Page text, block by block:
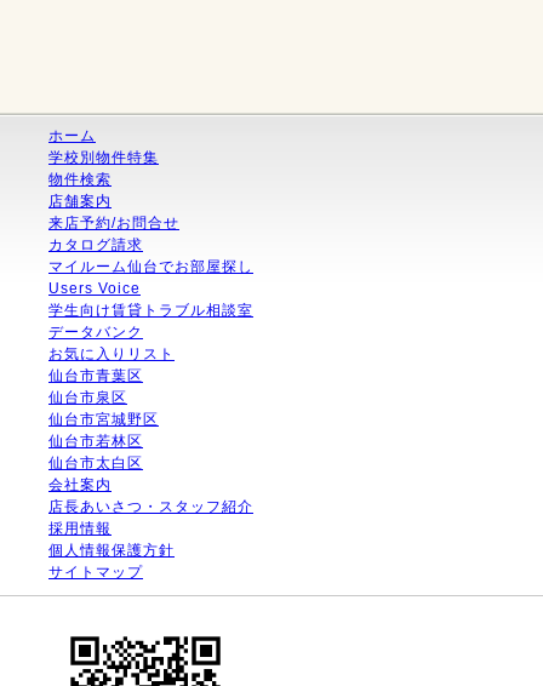
ホーム
学校別物件特集
物件検索
店舗案内
来店予約/お問合せ
カタログ請求
マイルーム仙台でお部屋探し
Users Voice
学生向け賃貸トラブル相談室
データバンク
お気に入りリスト
仙台市青葉区
仙台市泉区
仙台市宮城野区
仙台市若林区
仙台市太白区
会社案内
店長あいさつ・スタッフ紹介
採用情報
個人情報保護方針
サイトマップ